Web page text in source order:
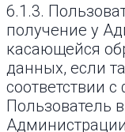
6.1.3.
получение у
касающейся
данных, если
соответствии
Пользователь